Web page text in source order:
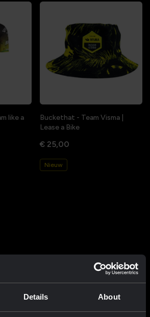
Details About
like a
Buckethat - Team Visma |
Lease a Bike
€ 25,00
Nieuw